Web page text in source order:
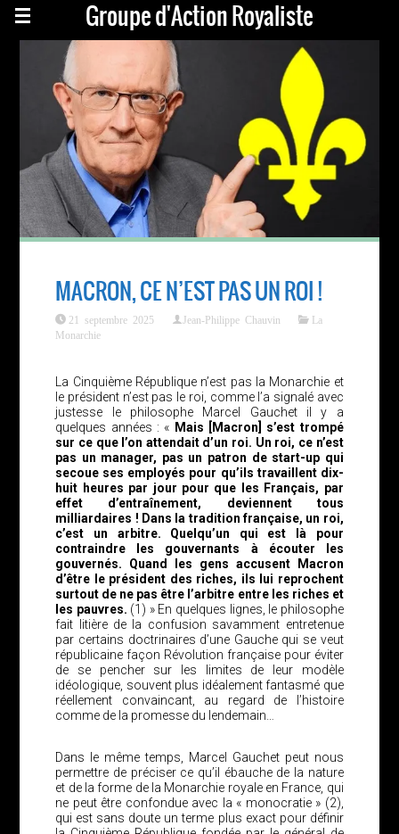
Groupe d'Action Royaliste
MACRON, CE N’EST PAS UN ROI !
21 septembre 2025 Jean-Philippe Chauvin
La
Monarchie
La Cinquième République n’est pas la Monarchie et
le président n’est pas le roi, comme l’a signalé avec
justesse le philosophe Marcel Gauchet il y a
quelques années : « Mais [Macron] s’est trompé
sur ce que l’on attendait d’un roi. Un roi, ce n’est
pas un manager, pas un patron de start-up qui
secoue ses employés pour qu’ils travaillent dix-
huit heures par jour pour que les Français, par
effet d’entraînement, deviennent tous
milliardaires ! Dans la tradition française, un roi,
c’est un arbitre. Quelqu’un qui est là pour
contraindre les gouvernants à écouter les
gouvernés. Quand les gens accusent Macron
d’être le président des riches, ils lui reprochent
surtout de ne pas être l’arbitre entre les riches et
les pauvres. (1) » En quelques lignes, le philosophe
fait litière de la confusion savamment entretenue
par certains doctrinaires d’une Gauche qui se veut
républicaine façon Révolution française pour éviter
de se pencher sur les limites de leur modèle
idéologique, souvent plus idéalement fantasmé que
réellement convaincant, au regard de l’histoire
comme de la promesse du lendemain…
Dans le même temps, Marcel Gauchet peut nous
permettre de préciser ce qu’il ébauche de la nature
et de la forme de la Monarchie royale en France, qui
ne peut être confondue avec la « monocratie » (2),
qui est sans doute un terme plus exact pour définir